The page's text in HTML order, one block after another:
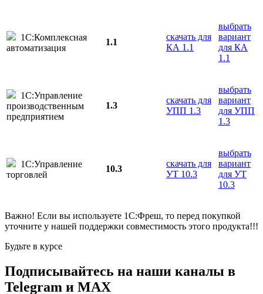
1С:Комплексная
автоматизация
1.1
скачать для
КА 1.1
выбрать
вариант
для КА
1.1
1С:Управление
производственным
предприятием
1.3
скачать для
УПП 1.3
выбрать
вариант
для УПП
1.3
1С:Управление
торговлей
10.3
скачать для
УТ 10.3
выбрать
вариант
для УТ
10.3
Важно! Если вы используете 1С:Фреш, то перед покупкой
уточните у нашей поддержки совместимость этого продукта!!!
Будьте в курсе
Подписывайтесь на наши каналы в
Telegram и MAX